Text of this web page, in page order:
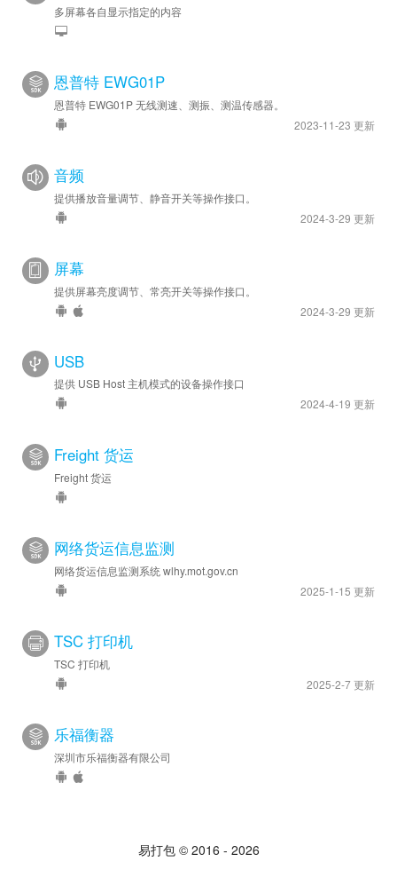
多屏幕各自显示指定的内容
恩普特 EWG01P
恩普特 EWG01P 无线测速、测振、测温传感器。
2023-11-23 更新
音频
提供播放音量调节、静音开关等操作接口。
2024-3-29 更新
屏幕
提供屏幕亮度调节、常亮开关等操作接口。
2024-3-29 更新
USB
提供 USB Host 主机模式的设备操作接口
2024-4-19 更新
Freight 货运
Freight 货运
网络货运信息监测
网络货运信息监测系统 wlhy.mot.gov.cn
2025-1-15 更新
TSC 打印机
TSC 打印机
2025-2-7 更新
乐福衡器
深圳市乐福衡器有限公司
易打包 © 2016 - 2026